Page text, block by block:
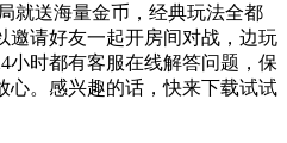
就送海量金币，经典玩法全都
邀请好友一起开房间对战，边玩
小时都有客服在线解答问题，保
心。感兴趣的话，快来下载试试